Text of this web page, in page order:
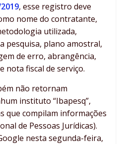
, esse registro deve
nome do contratante,
utilizada,
pesquisa, plano amostral,
de erro, abrangência,
nota fiscal de serviço.
não retornam
instituto “Ibapesq”,
que compilam informações
de Pessoas Jurídicas).
nesta segunda-feira,